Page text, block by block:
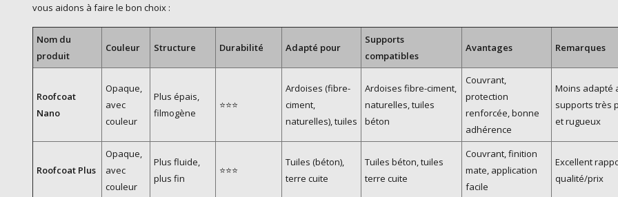
vous aidons à faire le bon choix :
Nom du
produit
Couleur Structure Durabilité Adapté pour
Supports
compatibles
Avantages Remarques
Roofcoat
Nano
Opaque,
avec
couleur
Plus épais,
filmogène
⭐⭐⭐
Ardoises (fibre-
ciment,
naturelles), tuiles
Ardoises fibre-ciment,
naturelles, tuiles
béton
Couvrant,
protection
renforcée, bonne
adhérence
Moins adapté
supports très
et rugueux
Roofcoat Plus
Opaque,
avec
couleur
Plus fluide,
plus fin
⭐⭐⭐
Tuiles (béton),
terre cuite
Tuiles béton, tuiles
terre cuite
Couvrant, finition
mate, application
facile
Excellent
qualité/prix